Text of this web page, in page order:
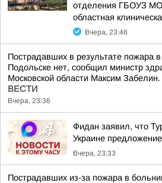
отделения ГБОУЗ МО
областная
Вчера, 23:48
Пострадавших в результате пожара
Подольске нет, сообщил министр
Московской области Максим
ВЕСТИ
Вчера, 23:36
Фидан заявил, что
Украине
Вчера, 23:33
Пострадавших из-за пожара в